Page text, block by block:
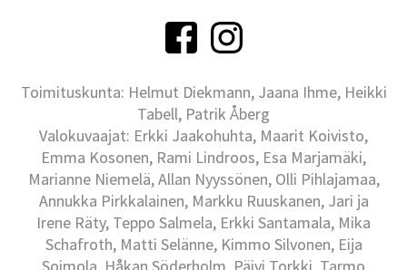
Toimituskunta: Helmut Diekmann, Jaana Ihme, Heikki
Tabell, Patrik Åberg
Valokuvaajat: Erkki Jaakohuhta, Maarit Koivisto,
Emma Kosonen, Rami Lindroos, Esa Marjamäki,
Marianne Niemelä, Allan Nyyssönen, Olli Pihlajamaa,
Annukka Pirkkalainen, Markku Ruuskanen, Jari ja
Irene Räty, Teppo Salmela, Erkki Santamala, Mika
Schafroth, Matti Selänne, Kimmo Silvonen, Eija